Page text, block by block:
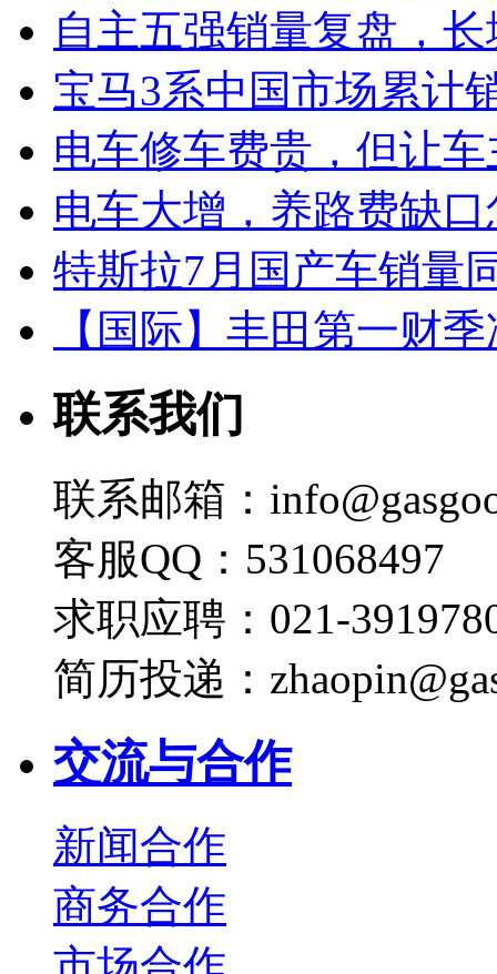
自主五强销量复盘，
宝马3系中国市场累计
电车修车费贵，但让
电车大增，养路费缺
特斯拉7月国产车销量
【国际】丰田第一财
联系我们
联系邮箱：
客服QQ：531068497
求职应聘：021-
简历投递：
交流与合作
新闻合作
商务合作